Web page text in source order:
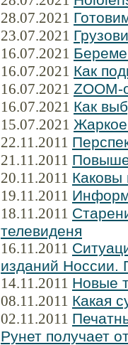
28.07.2021
23.07.2021
16.07.2021
16.07.2021 Как
16.07.2021 ZOOM-
16.07.2021 Как
15.07.2021
22.11.2011
21.11.2011
20.11.2011 Каковы
19.11.2011
18.11.2011
телевиденя
16.11.2011
изданий Hоссии.
14.11.2011 Новые
08.11.2011 Какая
02.11.2011
Рунет получает